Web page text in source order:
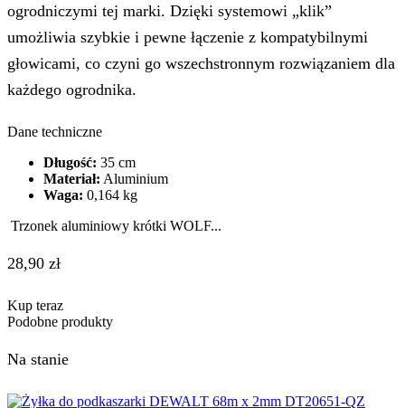
ogrodniczymi tej marki. Dzięki systemowi „klik”
umożliwia szybkie i pewne łączenie z kompatybilnymi
głowicami, co czyni go wszechstronnym rozwiązaniem dla
każdego ogrodnika.
Dane techniczne
Długość: 35 cm
Materiał: Aluminium
Waga: 0,164 kg
Trzonek aluminiowy krótki WOLF...
28,90 zł
Kup teraz
Podobne produkty
Na stanie